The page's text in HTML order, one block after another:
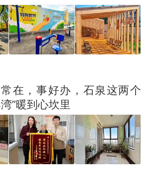
在，事好办，石泉这两个
”暖到心坎里